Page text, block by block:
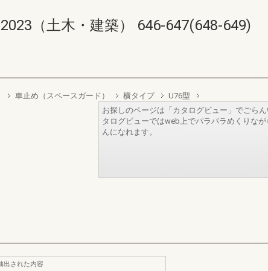
（土木・建築） 646-647(648-649)
車止め（スペースガード） 横タイプ U76型
お探しのページは「カタログビュー」でごら
タログビューではweb上でパラパラめくりな
んになれます。
出された内容